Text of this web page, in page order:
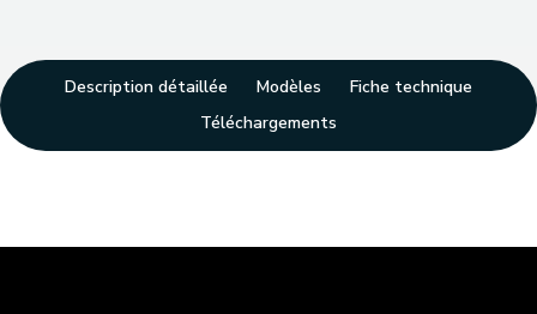
Description détaillée Modèles
Fiche technique
Téléchargements